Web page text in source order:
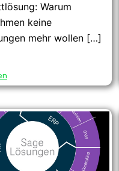
Warum
keine
mehr wollen […]